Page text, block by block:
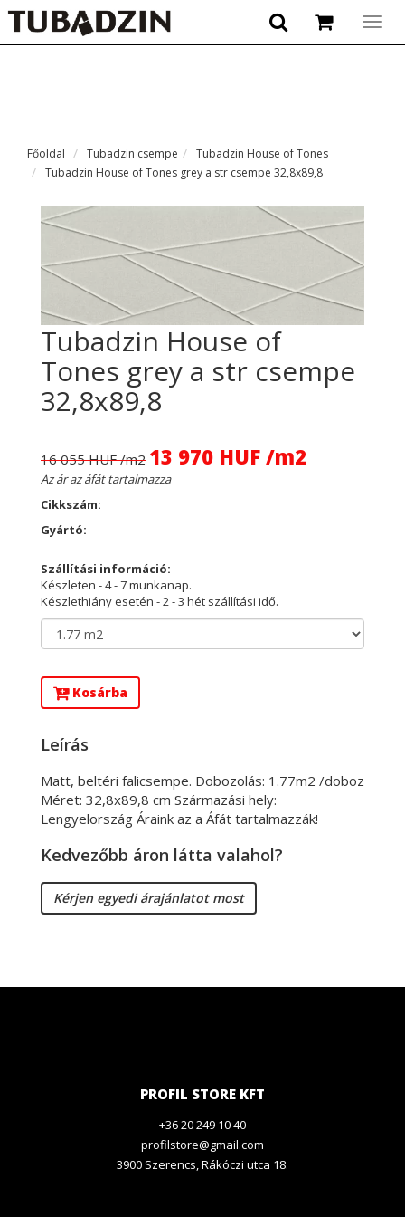
Főoldal Tubadzin csempe
Tubadzin House of Tones
Tubadzin House of Tones grey a str csempe 32,8x89,8
Tubadzin House of
Tones grey a str csempe
32,8x89,8
16 055 HUF /m2 13 970 HUF /m2
Az ár az áfát tartalmazza
Cikkszám:
Gyártó:
Szállítási információ:
Készleten - 4 - 7 munkanap.
Készlethiány esetén - 2 - 3 hét szállítási idő.
Kosárba
Leírás
Matt, beltéri falicsempe. Dobozolás: 1.77m2 /doboz
Méret: 32,8x89,8 cm Származási hely:
Lengyelország Áraink az a Áfát tartalmazzák!
Kedvezőbb áron látta valahol?
Kérjen egyedi árajánlatot most
PROFIL STORE KFT
+36 20 249 10 40
profilstore@gmail.com
3900 Szerencs, Rákóczi utca 18.